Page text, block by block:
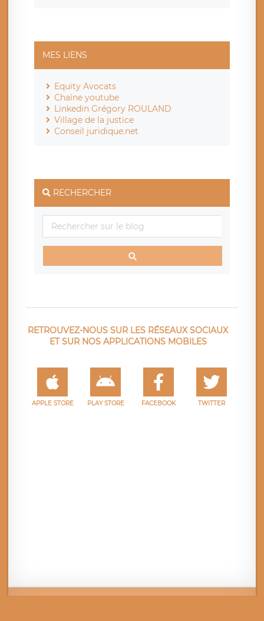
MES LIENS
Equity Avocats
Chaîne youtube
Linkedin Grégory ROULAND
Village de la justice
Conseil juridique.net
RECHERCHER
RETROUVEZ-NOUS SUR LES RÉSEAUX SOCIAUX
ET SUR NOS APPLICATIONS MOBILES
APPLE STORE PLAY STORE FACEBOOK TWITTER